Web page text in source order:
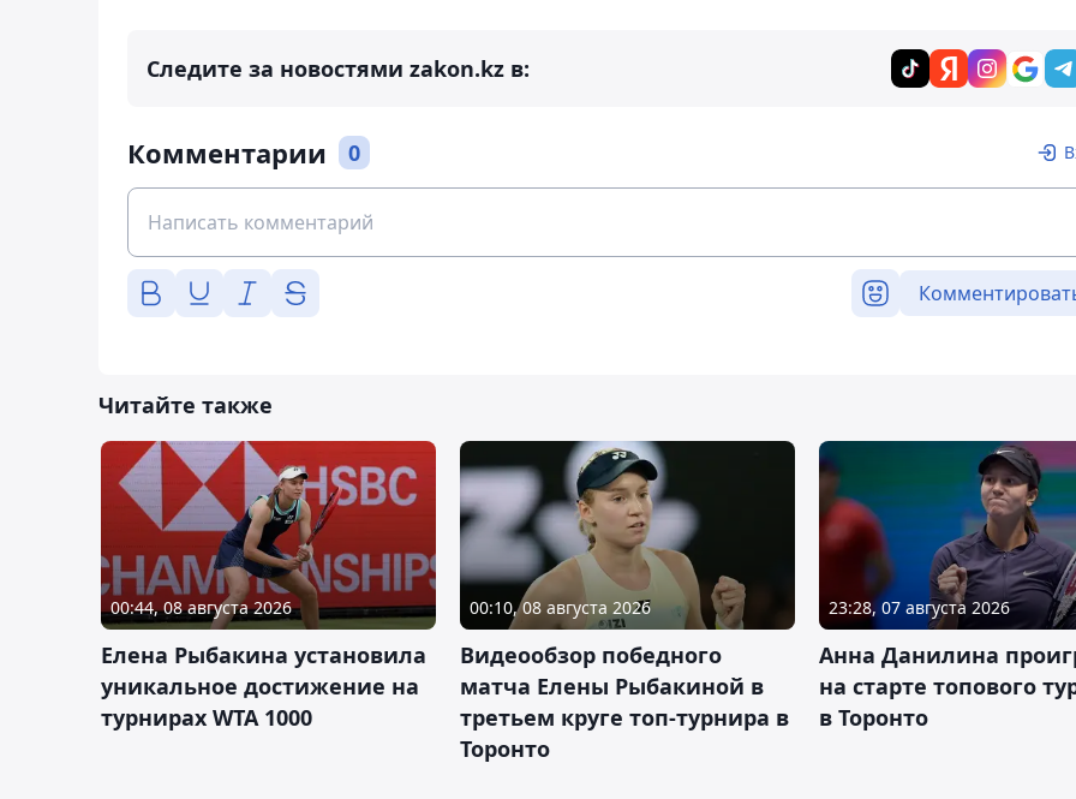
Следите за новостями zakon.kz в:
Комментарии 0
Читайте также
00:44, 08 августа 2026
Елена Рыбакина установила
уникальное достижение на
турнирах WTA 1000
00:10, 08 августа 2026
Видеообзор победного
матча Елены Рыбакиной в
третьем круге топ-турнира в
Торонто
23:28, 07 августа 2026
Анна Данилина
на старте топового
в Торонто